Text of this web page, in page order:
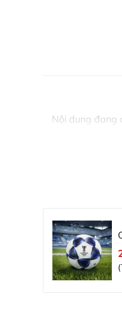
Nội dung đang